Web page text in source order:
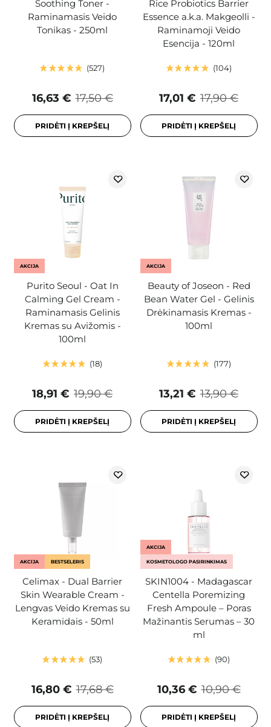
Soothing Toner -
Raminamasis Veido
Tonikas - 250ml
527
17,50 €
16,63 €
PRIDĖTI Į KREPŠELĮ
Rice Probiotics Barrier
Essence a.k.a. Makgeolli -
Raminamoji Veido
Esencija - 120ml
104
17,90 €
17,01 €
PRIDĖTI Į KREPŠELĮ
AKCIJA
Purito Seoul - Oat In
Calming Gel Cream -
Raminamasis Gelinis
Kremas su Avižomis -
100ml
18
19,90 €
18,91 €
PRIDĖTI Į KREPŠELĮ
AKCIJA
Beauty of Joseon - Red
Bean Water Gel - Gelinis
Drėkinamasis Kremas -
100ml
177
13,90 €
13,21 €
PRIDĖTI Į KREPŠELĮ
AKCIJA BESTSELERIS
Celimax - Dual Barrier
Skin Wearable Cream -
Lengvas Veido Kremas su
Keramidais - 50ml
53
17,68 €
16,80 €
PRIDĖTI Į KREPŠELĮ
AKCIJA
KOSMETOLOGO PASIRINKIMAS
SKIN1004 - Madagascar
Centella Poremizing
Fresh Ampoule – Poras
Mažinantis Serumas – 30
ml
90
10,90 €
10,36 €
PRIDĖTI Į KREPŠELĮ